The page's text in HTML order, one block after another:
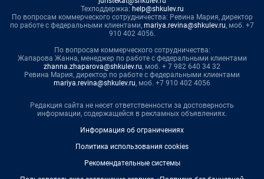
Техподдержка: help@shkulev.ru
По вопросам коммерческого сотрудничества: Ревина Мария, директор
по работе с федеральными клиентами, mariya.revina@shkulev.ru, моб. +7
910 402 4056.
По вопросам коммерческого сотрудничества:
Жапарова Жанна, менеджер по работе с федеральными клиентами
zhanna.zhaparova@shkulev.ru, моб. + 7 982 640 34 32
Ревина Мария, директор по работе с федеральными клиентами
mariya.revina@shkulev.ru, моб. +7 910 402 4056
Редакция сайта не несет ответственности за достоверность
информации, содержащейся в рекламных объявлениях.
Информация об ограничениях
Политика использования cookies
Рекомендательные системы